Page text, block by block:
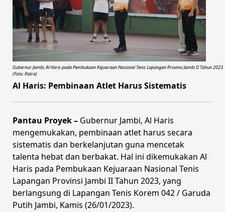
Gubernur Jambi, Al Haris pada Pembukaan Kejuaraan Nasional Tenis Lapangan Provinsi Jambi II Tahun 2023.
(Foto: Patra)
Al Haris: Pembinaan Atlet Harus Sistematis
Pantau Proyek – Gubernur Jambi, Al Haris
mengemukakan, pembinaan atlet harus secara
sistematis dan berkelanjutan guna mencetak
talenta hebat dan berbakat. Hal ini dikemukakan Al
Haris pada Pembukaan Kejuaraan Nasional Tenis
Lapangan Provinsi Jambi II Tahun 2023, yang
berlangsung di Lapangan Tenis Korem 042 / Garuda
Putih Jambi, Kamis (26/01/2023).